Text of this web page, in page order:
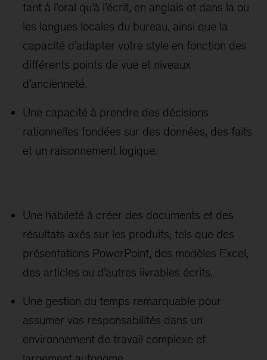
tant à l’oral qu’à l’écrit, en anglais et dans la ou
les langues locales du bureau, ainsi que la
capacité d’adapter votre style en fonction des
différents points de vue et niveaux
d’ancienneté.
Une capacité à prendre des décisions
rationnelles fondées sur des données, des faits
et un raisonnement logique.
Une habileté à créer des documents et des
résultats axés sur les produits, tels que des
présentations PowerPoint, des modèles Excel,
des articles ou d’autres livrables écrits.
Une gestion du temps remarquable pour
assumer vos responsabilités dans un
environnement de travail complexe et